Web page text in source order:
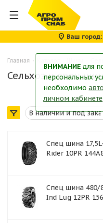
Ваш город
Главная -
Сельхоз и спец
Спец шина
Rider 10PR
Спец шина 480/
Ind Lug 12PR
ВНИМАНИЕ для
персональных
необходимо
личном кабинете